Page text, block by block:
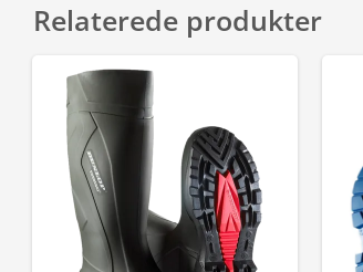
Relaterede produkter